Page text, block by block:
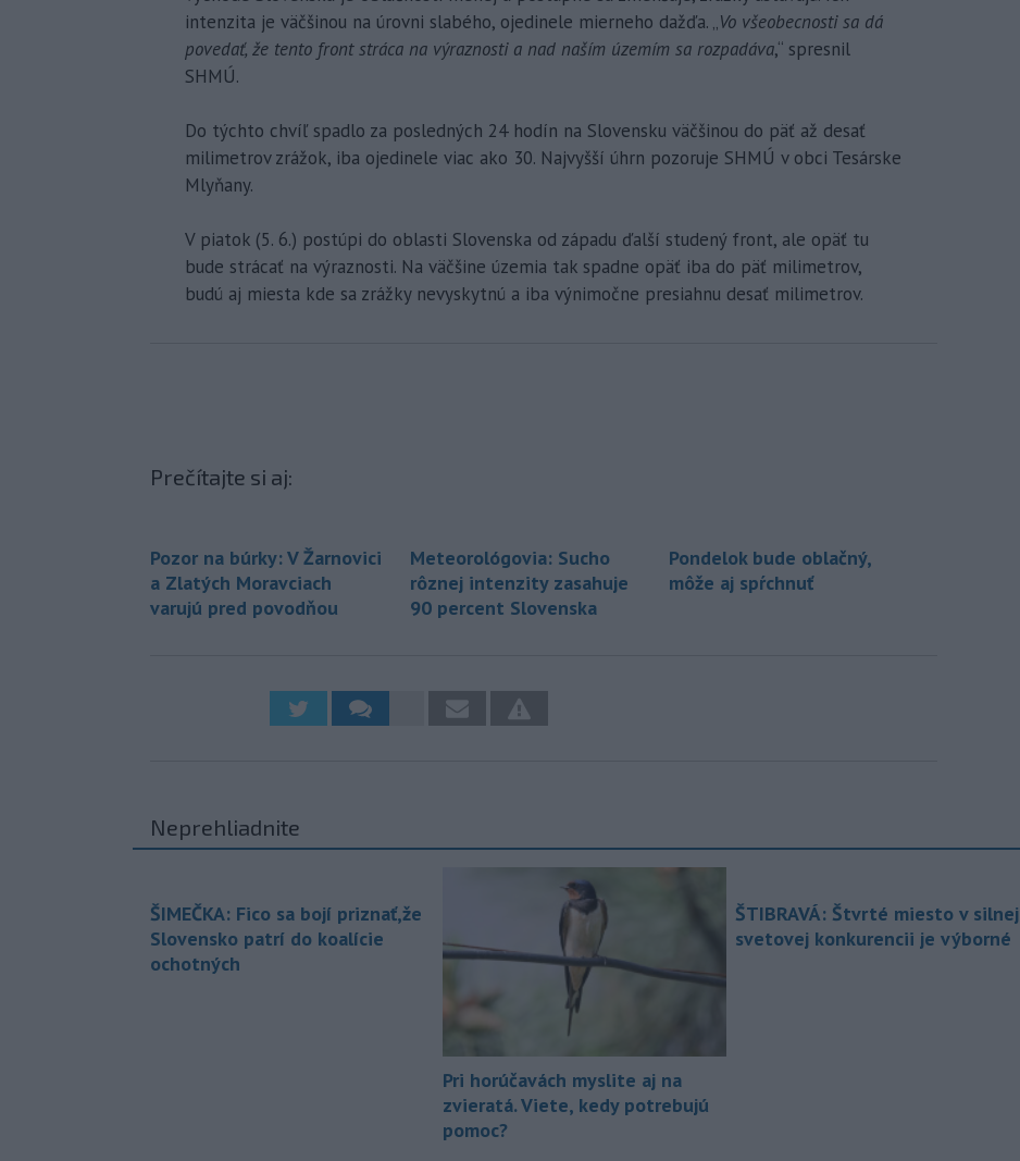
intenzita je väčšinou na úrovni slabého, ojedinele mierneho dažďa. „Vo všeobecnosti sa dá
povedať, že tento front stráca na výraznosti a nad naším územím sa rozpadáva,“ spresnil
SHMÚ.
Do týchto chvíľ spadlo za posledných 24 hodín na Slovensku väčšinou do päť až desať
milimetrov zrážok, iba ojedinele viac ako 30. Najvyšší úhrn pozoruje SHMÚ v obci Tesárske
Mlyňany.
V piatok (5. 6.) postúpi do oblasti Slovenska od západu ďalší studený front, ale opäť tu
bude strácať na výraznosti. Na väčšine územia tak spadne opäť iba do päť milimetrov,
budú aj miesta kde sa zrážky nevyskytnú a iba výnimočne presiahnu desať milimetrov.
Prečítajte si aj:
Pozor na búrky: V Žarnovici
a Zlatých Moravciach
varujú pred povodňou
Meteorológovia: Sucho
rôznej intenzity zasahuje
90 percent Slovenska
Pondelok bude oblačný,
môže aj spŕchnuť
Neprehliadnite
ŠIMEČKA: Fico sa bojí priznať,že
Slovensko patrí do koalície
ochotných
Pri horúčavách myslite aj na
zvieratá. Viete, kedy potrebujú
pomoc?
ŠTIBRAVÁ: Štvrté miesto v silnej
svetovej konkurencii je výborné